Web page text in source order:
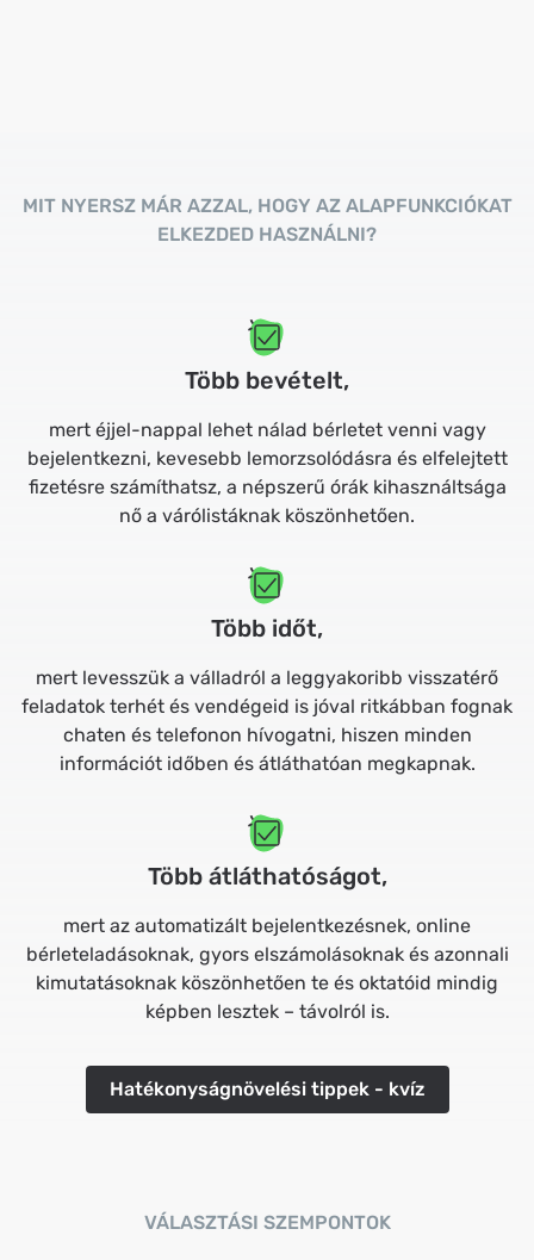
MIT NYERSZ MÁR AZZAL, HOGY AZ ALAPFUNKCIÓKAT
ELKEZDED HASZNÁLNI?
Több bevételt,
mert éjjel-nappal lehet nálad bérletet venni vagy
bejelentkezni, kevesebb lemorzsolódásra és elfelejtett
fizetésre számíthatsz, a népszerű órák kihasználtsága
nő a várólistáknak köszönhetően.
Több időt,
mert levesszük a válladról a leggyakoribb visszatérő
feladatok terhét és vendégeid is jóval ritkábban fognak
chaten és telefonon hívogatni, hiszen minden
információt időben és átláthatóan megkapnak.
Több átláthatóságot,
mert az automatizált bejelentkezésnek, online
bérleteladásoknak, gyors elszámolásoknak és azonnali
kimutatásoknak köszönhetően te és oktatóid mindig
képben lesztek – távolról is.
Hatékonyságnövelési tippek - kvíz
VÁLASZTÁSI SZEMPONTOK